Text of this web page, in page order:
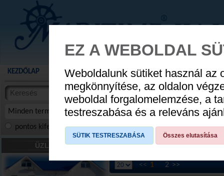
AUGUSZTUS
KEZDŐLAP AKCIÓS TERMÉKEK WEBÁRUHÁZ HÍREK
Minden termék
termékekben
cikkekben
pontos kifejezés összes szóra szóra, szótöredék
ÜZLETÜNK Kötelek»Fenderkötél
<< 1 2 >>
EZ A WEBOLDAL
Weboldalunk sütiket használ az
megkönnyítése, az oldalon
weboldal forgalomelemzése, a
testreszabása és a releváns
SÜTIK TESTRESZABÁSA Összes elutasítása